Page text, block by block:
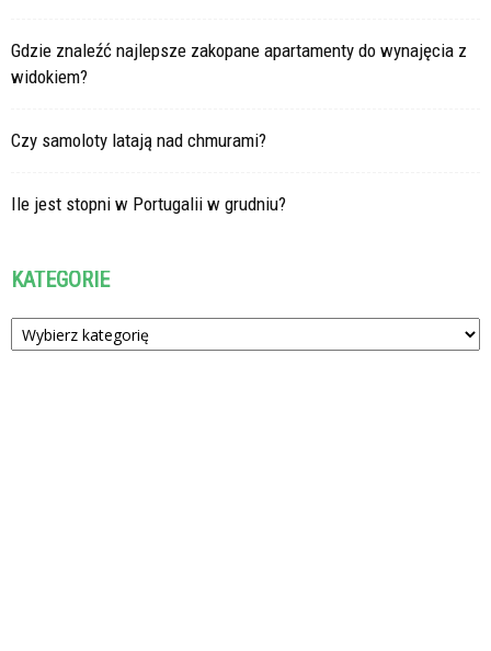
Gdzie znaleźć najlepsze zakopane apartamenty do wynajęcia z
widokiem?
Czy samoloty latają nad chmurami?
Ile jest stopni w Portugalii w grudniu?
KATEGORIE
Kategorie